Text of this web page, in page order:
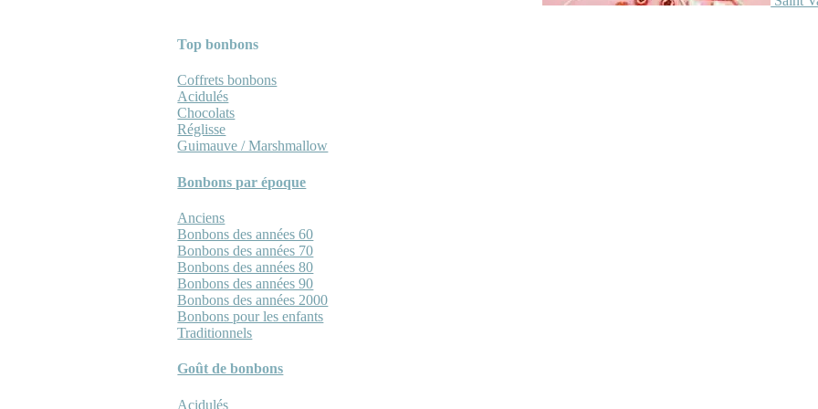
Top bonbons
Coffrets bonbons
Acidulés
Chocolats
Réglisse
Guimauve / Marshmallow
Bonbons par époque
Anciens
Bonbons des années 60
Bonbons des années 70
Bonbons des années 80
Bonbons des années 90
Bonbons des années 2000
Bonbons pour les enfants
Traditionnels
Goût de bonbons
Acidulés